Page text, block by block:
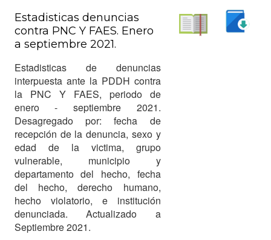
Estadisticas denuncias
contra PNC Y FAES. Enero
a septiembre 2021.
Estadisticas de denuncias
interpuesta ante la PDDH contra
la PNC Y FAES, periodo de
enero - septiembre 2021.
Desagregado por: fecha de
recepción de la denuncia, sexo y
edad de la victima, grupo
vulnerable, municipio y
departamento del hecho, fecha
del hecho, derecho humano,
hecho violatorio, e institución
denunciada. Actualizado a
Septiembre 2021.